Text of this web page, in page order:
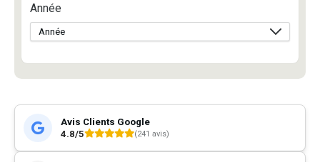
Année
Avis Clients Google
4.8/5
(241 avis)